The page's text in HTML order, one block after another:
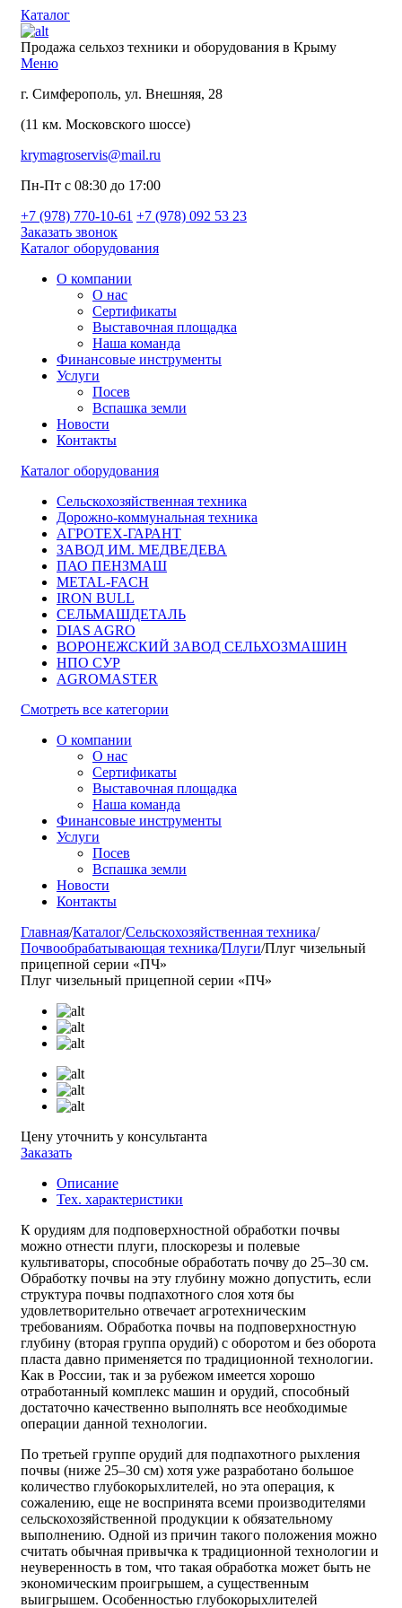
Каталог
Продажа сельхоз техники и оборудования в Крыму
Меню
г. Симферополь, ул. Внешняя, 28
(11 км. Московского шоссе)
krymagroservis@mail.ru
Пн-Пт с 08:30 до 17:00
+7 (978) 770-10-61 +7 (978) 092 53 23
Заказать звонок
Каталог оборудования
О компании
О нас
Сертификаты
Выставочная площадка
Наша команда
Финансовые инструменты
Услуги
Посев
Вспашка земли
Новости
Контакты
Каталог оборудования
Сельскохозяйственная техника
Дорожно-коммунальная техника
АГРОТЕХ-ГАРАНТ
ЗАВОД ИМ. МЕДВЕДЕВА
ПАО ПЕНЗМАШ
METAL-FACH
IRON BULL
СЕЛЬМАШДЕТАЛЬ
DIAS AGRO
ВОРОНЕЖСКИЙ ЗАВОД СЕЛЬХОЗМАШИН
НПО СУР
AGROMASTER
Смотреть все категории
О компании
О нас
Сертификаты
Выставочная площадка
Наша команда
Финансовые инструменты
Услуги
Посев
Вспашка земли
Новости
Контакты
Главная/Каталог/Сельскохозяйственная техника/
Почвообрабатывающая техника/Плуги/Плуг чизельный
прицепной серии «ПЧ»
Плуг чизельный прицепной серии «ПЧ»
Цену уточнить у консультанта
Заказать
Описание
Тех. характеристики
К орудиям для подповерхностной обработки почвы
можно отнести плуги, плоскорезы и полевые
культиваторы, способные обработать почву до 25–30 см.
Обработку почвы на эту глубину можно допустить, если
структура почвы подпахотного слоя хотя бы
удовлетворительно отвечает агротехническим
требованиям. Обработка почвы на подповерхностную
глубину (вторая группа орудий) с оборотом и без оборота
пласта давно применяется по традиционной технологии.
Как в России, так и за рубежом имеется хорошо
отработанный комплекс машин и орудий, способный
достаточно качественно выполнять все необходимые
операции данной технологии.
По третьей группе орудий для подпахотного рыхления
почвы (ниже 25–30 см) хотя уже разработано большое
количество глубокорыхлителей, но эта операция, к
сожалению, еще не воспринята всеми производителями
сельскохозяйственной продукции к обязательному
выполнению. Одной из причин такого положения можно
считать обычная привычка к традиционной технологии и
неуверенность в том, что такая обработка может быть не
экономическим проигрышем, а существенным
выигрышем. Особенностью глубокорыхлителей